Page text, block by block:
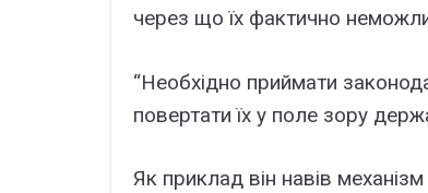
через що їх фактично
“Необхідно приймати
повертати їх у поле зору
Як приклад він навів